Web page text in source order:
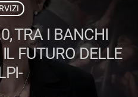
TRA I BANCHI
FUTURO DELLE